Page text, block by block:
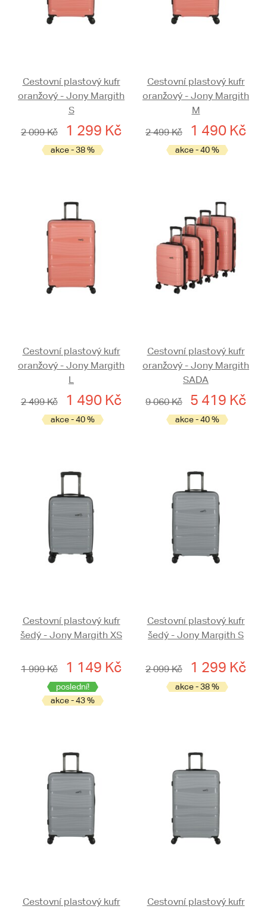
Cestovní plastový kufr
oranžový - Jony Margith
S
2 099 Kč
1 299 Kč
akce - 38 %
Cestovní plastový kufr
oranžový - Jony Margith
M
2 499 Kč
1 490 Kč
akce - 40 %
Cestovní plastový kufr
oranžový - Jony Margith
L
2 499 Kč
1 490 Kč
akce - 40 %
Cestovní plastový kufr
oranžový - Jony Margith
SADA
9 060 Kč
5 419 Kč
akce - 40 %
Cestovní plastový kufr
šedý - Jony Margith XS
1 999 Kč 1 149 Kč
poslední!
akce - 43 %
Cestovní plastový kufr
šedý - Jony Margith S
2 099 Kč 1 299 Kč
akce - 38 %
Cestovní plastový kufr
Cestovní plastový kufr